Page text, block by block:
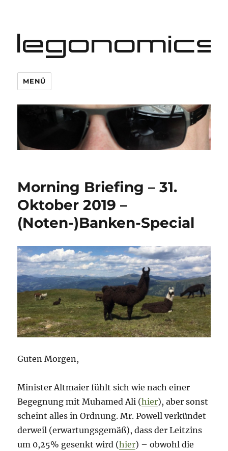
legonomics
MENÜ
Morning Briefing – 31.
Oktober 2019 –
(Noten-)Banken-Special
Guten Morgen,
Minister Altmaier fühlt sich wie nach einer
Begegnung mit Muhamed Ali (hier), aber sonst
scheint alles in Ordnung. Mr. Powell verkündet
derweil (erwartungsgemäß), dass der Leitzins
um 0,25% gesenkt wird (hier) – obwohl die